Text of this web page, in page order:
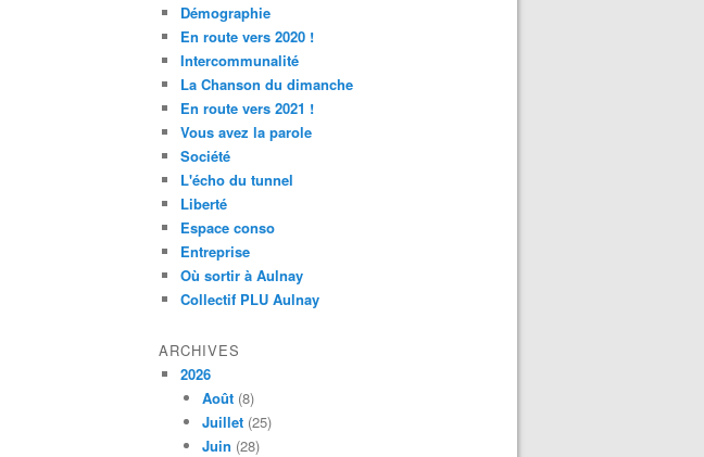
Démographie
En route vers 2020 !
Intercommunalité
La Chanson du dimanche
En route vers 2021 !
Vous avez la parole
Société
L'écho du tunnel
Liberté
Espace conso
Entreprise
Où sortir à Aulnay
Collectif PLU Aulnay
ARCHIVES
2026
Août (8)
Juillet (25)
Juin (28)